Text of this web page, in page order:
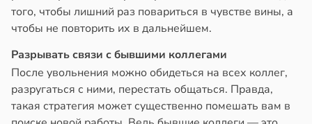
того, чтобы лишний раз повариться в чувстве вины, а
чтобы не повторить их в дальнейшем.
Разрывать связи с бывшими коллегами
После увольнения можно обидеться на всех коллег,
разругаться с ними, перестать общаться. Правда,
такая стратегия может существенно помешать вам в